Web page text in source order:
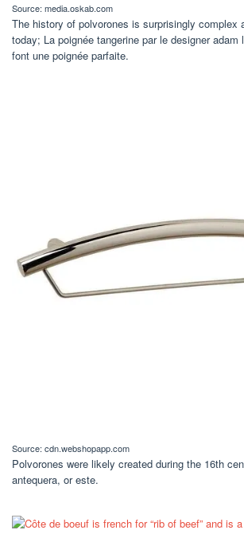
Source: media.oskab.com
The history of polvorones is surprisingly complex
today; La poignée tangerine par le designer
font une poignée parfaite.
Source: cdn.webshopapp.com
Polvorones were likely created during the 16th
antequera, or este.